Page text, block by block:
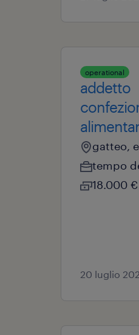
operational
addetto
gatteo,
tempo
18.000
20 luglio